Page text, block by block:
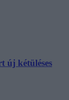
új kétüléses